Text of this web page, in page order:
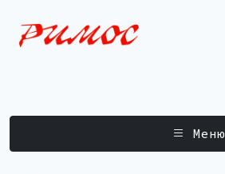
Меню